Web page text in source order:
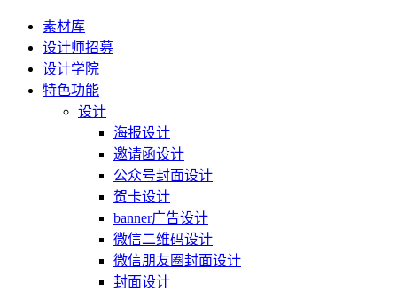
素材库
设计师招募
设计学院
特色功能
设计
海报设计
邀请函设计
公众号封面设计
贺卡设计
banner广告设计
微信二维码设计
微信朋友圈封面设计
封面设计